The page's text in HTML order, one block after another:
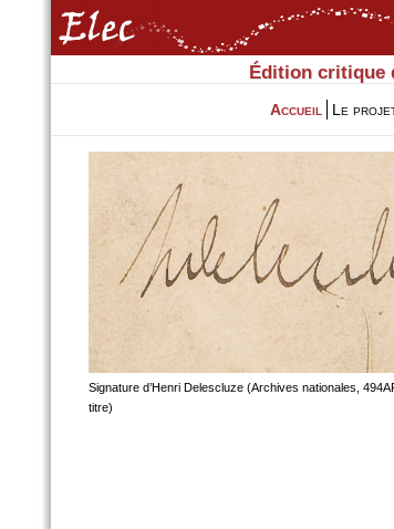
Édition critique
Accueil Le
Signature d’Henri Delescluze (Archives nationales,
titre)